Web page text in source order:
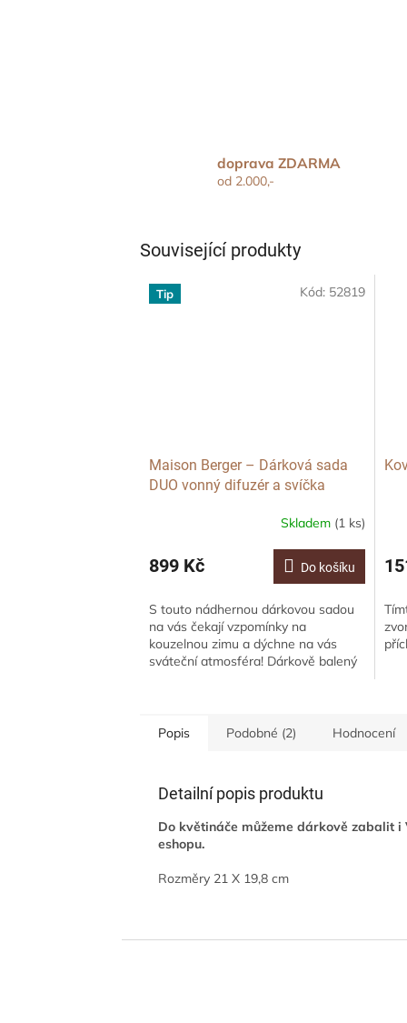
doprava ZDARMA
od 2.000,-
Související produkty
Tip
Maison Berger – Dárková sada
DUO vonný difuzér a svíčka
Skladem (1 ks)
899 Kč Do košíku
S touto nádhernou dárkovou sadou
na vás čekají vzpomínky na
kouzelnou zimu a dýchne na vás
sváteční atmosféra! Dárkově balený
Kód: 52819
Popis Podobné (2) Hodnocení
Detailní popis produktu
Do květináče můžeme dárkově zabalit
eshopu.
Rozměry 21 X 19,8 cm